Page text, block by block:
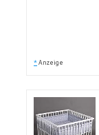
* Anzeige